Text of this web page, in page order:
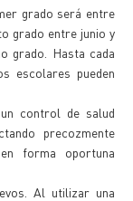
grado será entre
grado entre junio y
grado. Hasta cada
escolares pueden
control de salud
precozmente
forma oportuna
Al utilizar una